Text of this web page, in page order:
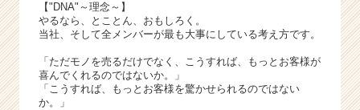
ア
h
e
e
【"DNA"～理念～】
やるなら、とことん、おもしろく。
当社、そして全メンバーが最も大事にしている考え方です。
「ただモノを売るだけでなく、こうすれば、もっとお客様が
喜んでくれるのではないか。」
「こうすれば、もっとお客様を驚かせられるのではない
か。」